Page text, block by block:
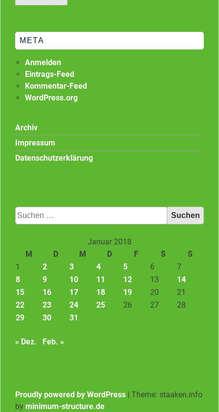
META
Anmelden
Eintrags-Feed
Kommentar-Feed
WordPress.org
Archiv
Impressum
Datenschutzerklärung
Suchen
nach:
Januar 2018
M
D M D F S
S
1
2 3 4 5 6
7
8
9 10 11 12 13
14
15
16 17 18 19 20
21
22
23 24 25 26 27
28
29
30 31
« Dez. Feb. »
Proudly powered by WordPress | Theme: staaken.info
by minimum-structure.de